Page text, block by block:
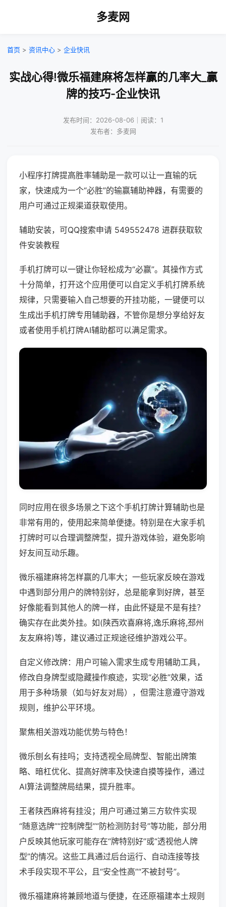
多麦网
首页 > 资讯中心 > 企业快讯
实战心得!微乐福建麻将怎样赢的几率大_赢
牌的技巧-企业快讯
发布时间：2026-08-06｜阅读：1
发布者：多麦网
小程序打牌提高胜率辅助是一款可以让一直输的玩
家，快速成为一个“必胜”的输赢辅助神器，有需要的
用户可通过正规渠道获取使用。
辅助安装，可QQ搜索申请 549552478 进群获取软
件安装教程
手机打牌可以一键让你轻松成为“必赢”。其操作方式
十分简单，打开这个应用便可以自定义手机打牌系统
规律，只需要输入自己想要的开挂功能，一键便可以
生成出手机打牌专用辅助器，不管你是想分享给好友
或者使用手机打牌AI辅助都可以满足需求。
同时应用在很多场景之下这个手机打牌计算辅助也是
非常有用的，使用起来简单便捷。特别是在大家手机
打牌时可以合理调整牌型，提升游戏体验，避免影响
好友间互动乐趣。
微乐福建麻将怎样赢的几率大；一些玩家反映在游戏
中遇到部分用户的牌特别好，总是能拿到好牌，甚至
好像能看到其他人的牌一样，由此怀疑是不是有挂？
确实存在此类外挂。如(陕西欢喜麻将,逸乐麻将,邳州
友友麻将)等，建议通过正规途径维护游戏公平。
自定义修改牌：用户可输入需求生成专用辅助工具，
修改自身牌型或隐藏操作痕迹，实现“必胜”效果，适
用于多种场景（如与好友对局），但需注意遵守游戏
规则，维护公平环境。
聚焦相关游戏功能优势与特色！
微乐刨幺有挂吗；支持透视全局牌型、智能出牌策
略、暗杠优化、提高好牌率及快速自摸等操作，通过
AI算法调整牌局结果，提升胜率。
王者陕西麻将有挂没；用户可通过第三方软件实现
“随意选牌”“控制牌型”“防检测防封号”等功能，部分用
户反映其他玩家可能存在“牌特别好”或“透视他人牌
型”的情况。这些工具通过后台运行、自动连接等技
术手段实现不平公，且“安全性高”“不被封号”。
微乐福建麻将兼顾地道与便捷，在还原福建本土规则